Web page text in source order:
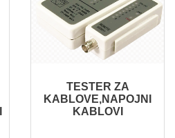
TESTER ZA
KABLOVE,NAPOJNI
KABLOVI